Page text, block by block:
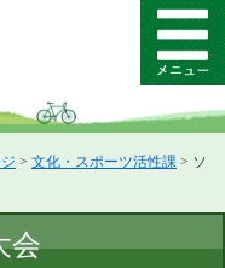
メ
ニ
ー
> 文化・スポーツ活性課 > ソ
会